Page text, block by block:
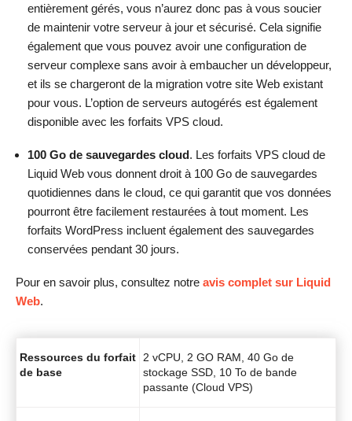
entièrement gérés, vous n’aurez donc pas à vous soucier
de maintenir votre serveur à jour et sécurisé. Cela signifie
également que vous pouvez avoir une configuration de
serveur complexe sans avoir à embaucher un développeur,
et ils se chargeront de la migration votre site Web existant
pour vous. L’option de serveurs autogérés est également
disponible avec les forfaits VPS cloud.
100 Go de sauvegardes cloud. Les forfaits VPS cloud de
Liquid Web vous donnent droit à 100 Go de sauvegardes
quotidiennes dans le cloud, ce qui garantit que vos données
pourront être facilement restaurées à tout moment. Les
forfaits WordPress incluent également des sauvegardes
conservées pendant 30 jours.
Pour en savoir plus, consultez notre avis complet sur Liquid
Web.
Ressources du forfait
de base
2 vCPU, 2 GO RAM, 40 Go de
stockage SSD, 10 To de bande
passante (Cloud VPS)